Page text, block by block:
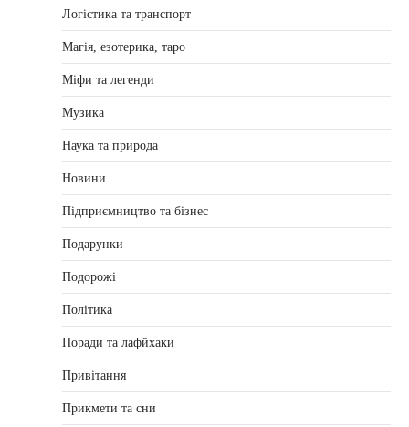
Логістика та транспорт
Магія, езотерика, таро
Міфи та легенди
Музика
Наука та природа
Новини
Підприємництво та бізнес
Подарунки
Подорожі
Політика
Поради та лафйхаки
Привітання
Прикмети та сни